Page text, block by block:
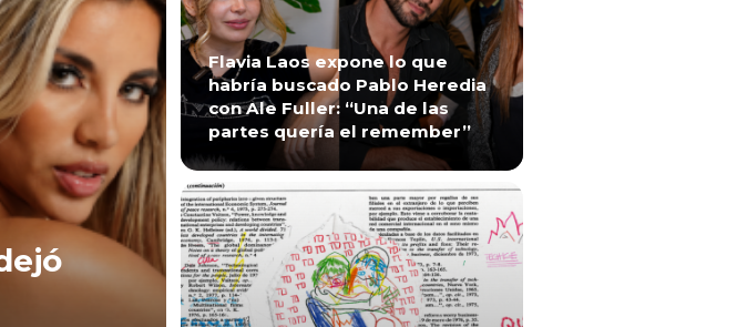
Flavia Laos expone lo que
habría buscado Pablo Heredia
con Ale Fuller: “Una de las
partes quería el remember”